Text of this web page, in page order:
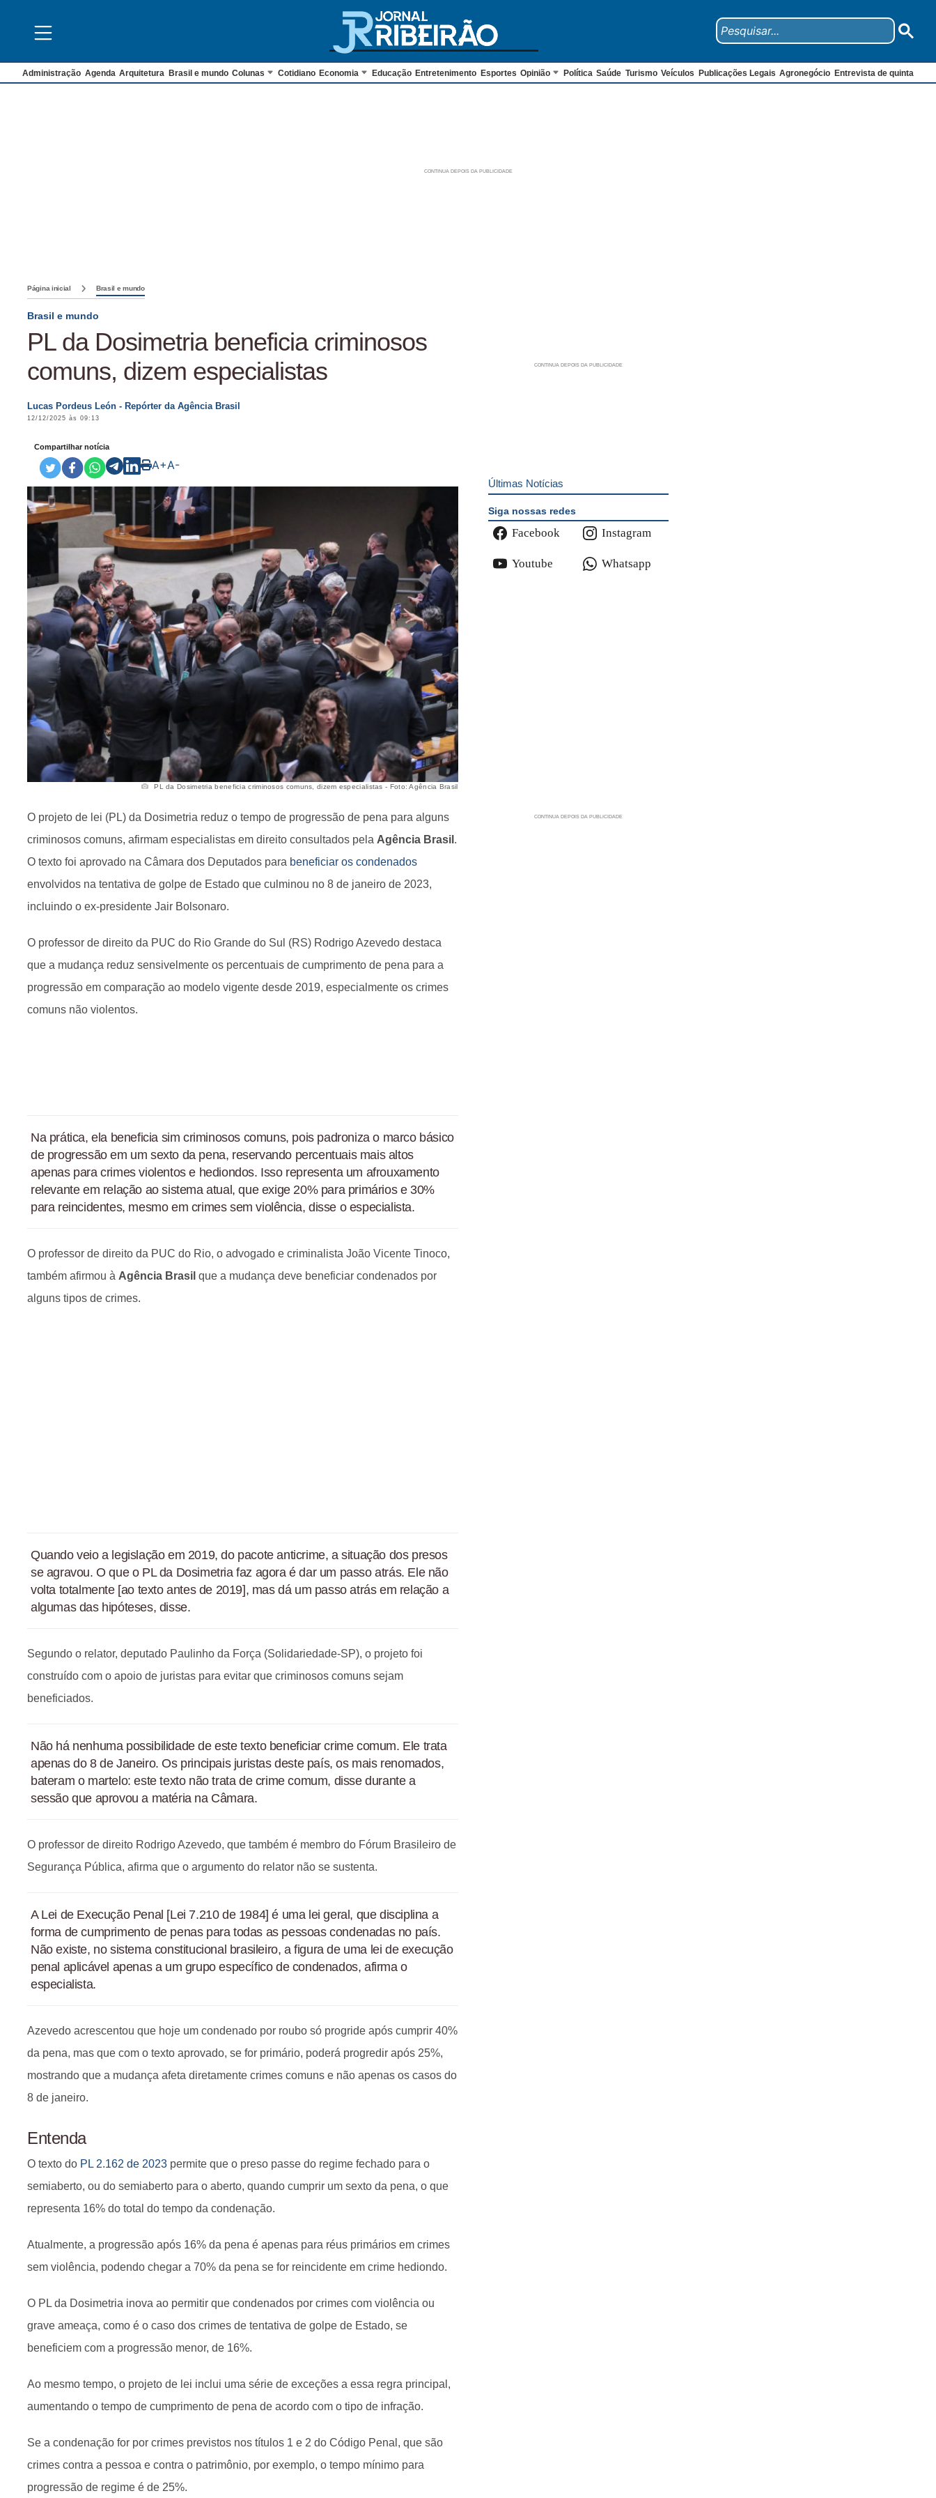
Administração Agenda Arquitetura Brasil e mundo Colunas Cotidiano Economia Educação Entretenimento Esportes Opinião Política Saúde Turismo Veículos Publicações Legais Agronegócio Entrevista de quinta
Página inicial Brasil e mundo
Brasil e mundo
PL da Dosimetria beneficia criminosos
comuns, dizem especialistas
Lucas Pordeus León - Repórter da Agência Brasil
12/12/2025 às 09:13
Compartilhar notícia
A+A-
PL da Dosimetria beneficia criminosos comuns, dizem especialistas - Foto: Agência Brasil
O projeto de lei (PL) da Dosimetria reduz o tempo de progressão de pena para alguns
criminosos comuns, afirmam especialistas em direito consultados pela Agência Brasil .
O texto foi aprovado na Câmara dos Deputados para beneficiar os condenados
envolvidos na tentativa de golpe de Estado que culminou no 8 de janeiro de 2023,
incluindo o ex-presidente Jair Bolsonaro.
O professor de direito da PUC do Rio Grande do Sul (RS) Rodrigo Azevedo destaca
que a mudança reduz sensivelmente os percentuais de cumprimento de pena para a
progressão em comparação ao modelo vigente desde 2019, especialmente os crimes
comuns não violentos.
Na prática, ela beneficia sim criminosos comuns, pois padroniza o marco básico
de progressão em um sexto da pena, reservando percentuais mais altos
apenas para crimes violentos e hediondos. Isso representa um afrouxamento
relevante em relação ao sistema atual, que exige 20% para primários e 30%
para reincidentes, mesmo em crimes sem violência, disse o especialista.
O professor de direito da PUC do Rio, o advogado e criminalista João Vicente Tinoco,
também afirmou à Agência Brasil que a mudança deve beneficiar condenados por
alguns tipos de crimes.
Quando veio a legislação em 2019, do pacote anticrime, a situação dos presos
se agravou. O que o PL da Dosimetria faz agora é dar um passo atrás. Ele não
volta totalmente [ao texto antes de 2019], mas dá um passo atrás em relação a
algumas das hipóteses, disse.
Segundo o relator, deputado Paulinho da Força (Solidariedade-SP), o projeto foi
construído com o apoio de juristas para evitar que criminosos comuns sejam
beneficiados.
Não há nenhuma possibilidade de este texto beneficiar crime comum. Ele trata
apenas do 8 de Janeiro. Os principais juristas deste país, os mais renomados,
bateram o martelo: este texto não trata de crime comum, disse durante a
sessão que aprovou a matéria na Câmara.
O professor de direito Rodrigo Azevedo, que também é membro do Fórum Brasileiro de
Segurança Pública, afirma que o argumento do relator não se sustenta.
A Lei de Execução Penal [Lei 7.210 de 1984] é uma lei geral, que disciplina a
forma de cumprimento de penas para todas as pessoas condenadas no país.
Não existe, no sistema constitucional brasileiro, a figura de uma lei de execução
penal aplicável apenas a um grupo específico de condenados, afirma o
especialista.
Azevedo acrescentou que hoje um condenado por roubo só progride após cumprir 40%
da pena, mas que com o texto aprovado, se for primário, poderá progredir após 25%,
mostrando que a mudança afeta diretamente crimes comuns e não apenas os casos do
8 de janeiro.
Entenda
O texto do PL 2.162 de 2023 permite que o preso passe do regime fechado para o
semiaberto, ou do semiaberto para o aberto, quando cumprir um sexto da pena, o que
representa 16% do total do tempo da condenação.
Atualmente, a progressão após 16% da pena é apenas para réus primários em crimes
sem violência, podendo chegar a 70% da pena se for reincidente em crime hediondo.
O PL da Dosimetria inova ao permitir que condenados por crimes com violência ou
grave ameaça, como é o caso dos crimes de tentativa de golpe de Estado, se
beneficiem com a progressão menor, de 16%.
Ao mesmo tempo, o projeto de lei inclui uma série de exceções a essa regra principal,
aumentando o tempo de cumprimento de pena de acordo com o tipo de infração.
Se a condenação for por crimes previstos nos títulos 1 e 2 do Código Penal, que são
crimes contra a pessoa e contra o patrimônio, por exemplo, o tempo mínimo para
progressão de regime é de 25%.
Últimas Notícias
Siga nossas redes
Facebook Instagram
Youtube Whatsapp